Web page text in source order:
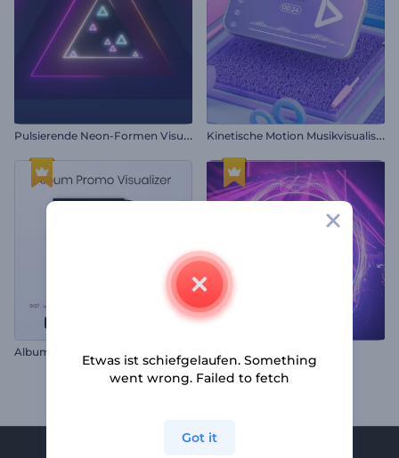
P
ulsierende Neon-Formen Visualizer K
inetische Motion Musikvisualisierer
Album-Promo-Visualisierer Elektrischer Puls-Equalizer
Etwas ist schiefgelaufen. Something
went wrong. Failed to fetch
Got it